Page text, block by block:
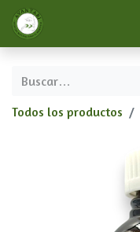
Todos los productos